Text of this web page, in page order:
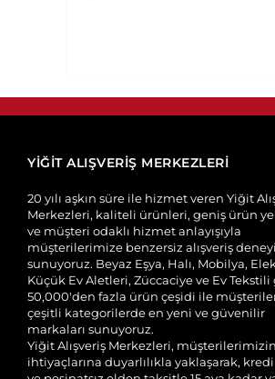
YİĞİT ALIŞVERİŞ MERKEZLERİ
20 yılı aşkın süre ile hizmet veren Yiğit
Merkezleri, kaliteli ürünleri, geniş ürün
ve müşteri odaklı hizmet anlayışıyla
müşterilerimize benzersiz alışveriş
sunuyoruz. Beyaz Eşya, Halı, Mobilya,
Küçük Ev Aletleri, Züccaciye ve Ev Tekstili
50,000'den fazla ürün çeşidi ile
çeşitli kategorilerde en yeni ve güvenilir
markaları sunuyoruz.
Yiğit Alışveriş Merkezleri, müşterilerimizin
ihtiyaçlarına duyarlılıkla yaklaşarak, kredi